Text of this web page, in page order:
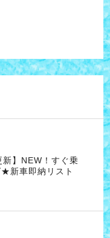
新】NEW！すぐ乗
★新車即納リスト